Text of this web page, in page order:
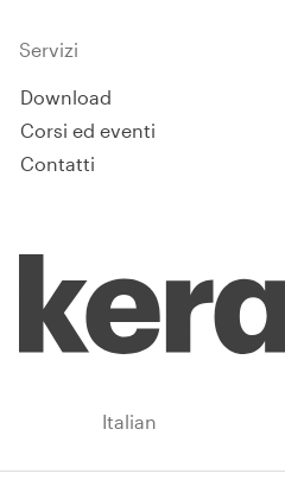
Servizi
Download
Corsi ed eventi
Contatti
Italian